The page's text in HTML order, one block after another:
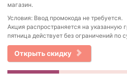
магазин.
Условия: Ввод промокода не требуется.
Акция распространяется на указанную
пятница действует без ограничений по
Открыть скидку